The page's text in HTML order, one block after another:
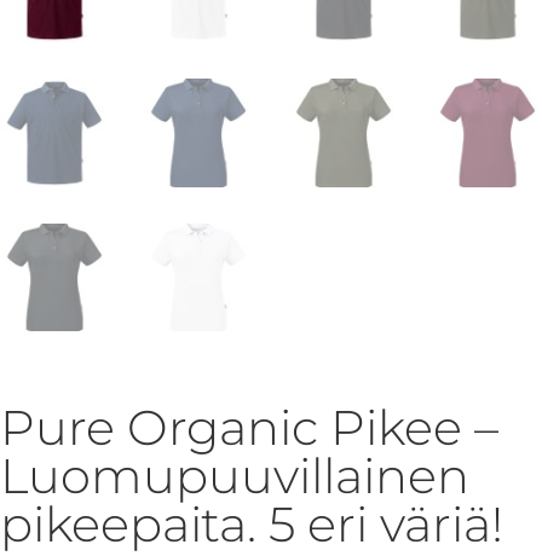
Pure Organic Pikee –
Luomupuuvillainen
pikeepaita. 5 eri väriä!